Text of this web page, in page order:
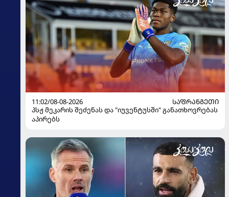
11:02/08-08-2026
ᲡᲐᲤᲠᲐᲜᲒᲔᲗᲘ
პსჟ მეკარის შეძენას და "იუვენტუსში" განათხოვრებას
აპირებს